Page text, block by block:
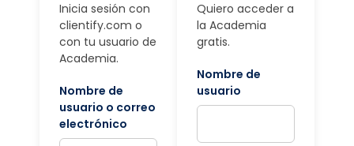
Inicia sesión con
clientify.com o
con tu usuario de
Academia.
Nombre de
usuario o correo
electrónico
Quiero acceder a
la Academia
gratis.
Nombre de
usuario